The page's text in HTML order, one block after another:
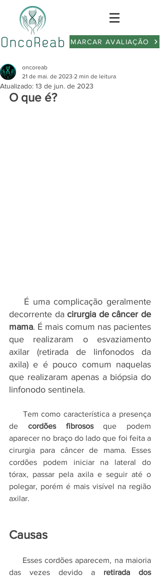
MARCAR AVALIAÇÃO
oncoreab
21 de mai. de 2023 2 min de leitura
Atualizado: 13 de jun. de 2023
O que é?
decorrente da cirurgia de câncer de
mama. É mais comum nas pacientes
que realizaram o esvaziamento
axilar (retirada de linfonodos da
axila) e é pouco comum naquelas
que realizaram apenas a biópsia do
linfonodo sentinela.
de cordões fibrosos que podem
aparecer no braço do lado que foi feita a
cirurgia para câncer de mama. Esses
cordões podem iniciar na lateral do
tórax, passar pela axila e seguir até o
polegar, porém é mais visível na região
axilar.
Causas
das vezes devido a retirada dos